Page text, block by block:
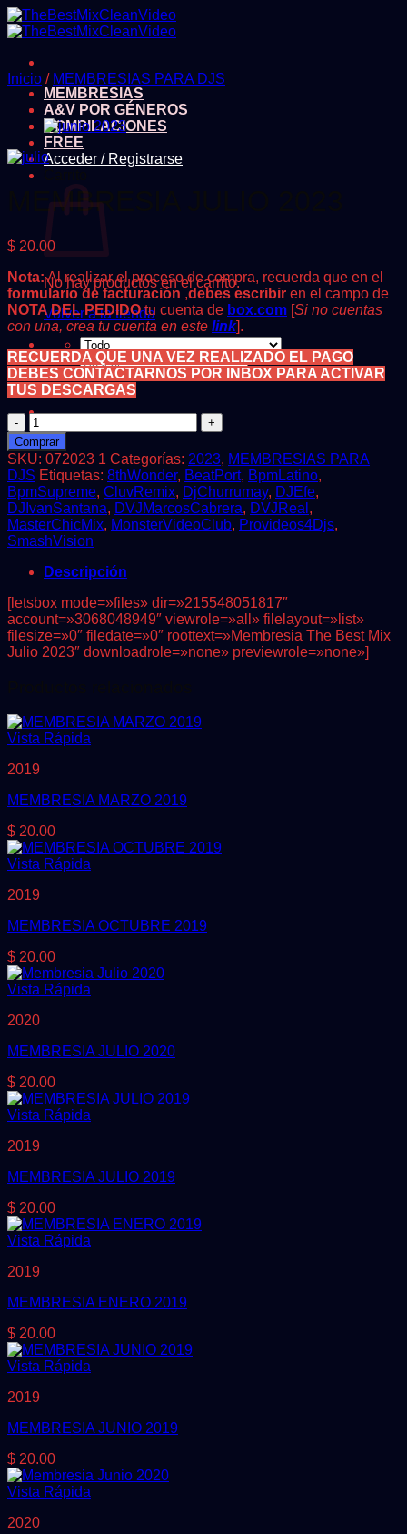
Saltar
al
MEMBRESIAS
A&V POR GÉNEROS
COMPILACIONES
FREE
Acceder / Registrarse
No hay productos en el carrito.
Volver a la tienda
Buscar
por:
Inicio / MEMBRESIAS PARA DJS
MEMBRESIA JULIO 2023
$ 20.00
Nota:Al realizar el proceso de compra, recuerda que en el
formulario de facturación ,debes escribir en el campo de
NOTA DEL PEDIDOtu cuenta de box.com [Si no cuentas
con una, crea tu cuenta en este link].
RECUERDA QUE UNA VEZ REALIZADO EL PAGO
DEBES CONTACTARNOS POR INBOX PARA ACTIVAR
TUS DESCARGAS
MEMBRESIA
JULIO
2023
cantidad
Comprar
SKU: 072023 1 Categorías: 2023, MEMBRESIAS PARA
DJS Etiquetas: 8thWonder, BeatPort, BpmLatino,
BpmSupreme, CluvRemix, DjChurrumay, DJEfe,
DJIvanSantana, DVJMarcosCabrera, DVJReal ,
MasterChicMix, MonsterVideoClub, Provideos4Djs,
SmashVision
Descripción
[letsbox mode=»files» dir=»215548051817″
account=»3068048949″ viewrole=»all» filelayout=»list»
filesize=»0″ filedate=»0″ roottext=»Membresia The Best Mix
Julio 2023″ downloadrole=»none» previewrole=»none»]
Vista Rápida
2019
MEMBRESIA MARZO 2019
$ 20.00
Vista Rápida
2019
MEMBRESIA OCTUBRE 2019
$ 20.00
Vista Rápida
2020
MEMBRESIA JULIO 2020
$ 20.00
Vista Rápida
2019
MEMBRESIA JULIO 2019
$ 20.00
Vista Rápida
2019
MEMBRESIA ENERO 2019
$ 20.00
Vista Rápida
2019
MEMBRESIA JUNIO 2019
$ 20.00
Vista Rápida
2020